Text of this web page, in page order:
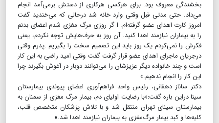
بخشندگی معروف بود. برای هرکسی هرکاری از دستش برمی‌آمد انجام
می‌داد. حتی مدتی قبل وقتی وارد خانه شد درحالی که می‌خندید گفت
امروز کارت اهدای عضو گرفته‌ام. ا گر روزی مرگ مغزی شدم اعضای بدنم
را به بیماران نیازمند اهدا کنید. آن روز به حرف‌هایش توجه نکردم، یعنی
فکرش را نمی‌کردم یک روز باید این تصمیم سخت را بگیریم .پدرم وقتی
درجریان ماجرای اهدای عضو قرار گرفت گفت وقتی امید راضی به این کار
است و چند خانواده دیگر عزیزشان را می‌توانند دوبار در آغوش بگیرند چرا
این کار را انجام ندهیم.»
دکتر ساناز دهقانی، رئیس واحد فراهم‌آوری اعضای پیوندی بیمارستان
سینا دراین باره گفت:«با رضایت اولیای دم، بیمار مرگ مغزی از سمنان به
بیمارستان سینای تهران منتقل شد و با تلاش پزشکان متخصص قلب،
کلیه‌ها و کبد بیمار مرگ‌مغزی به بیماران نیازمند اهدا شد.»